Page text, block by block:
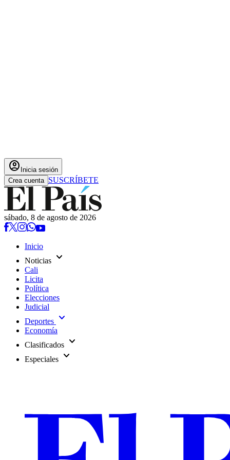
account_circle Inicia sesión
Crea cuenta SUSCRÍBETE
sábado, 8 de agosto de 2026
Inicio
Noticias expand_more
Cali
Licita
Política
Elecciones
Judicial
Deportes expand_more
Economía
Clasificados expand_more
Especiales expand_more